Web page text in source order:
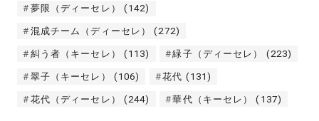
夢限（ディーセレ） (142)
混成チーム（ディーセレ） (272)
糾う者（キーセレ） (113) 緑子（ディーセレ） (223)
翠子（キーセレ） (106) 花代 (131)
花代（ディーセレ） (244) 華代（キーセレ） (137)